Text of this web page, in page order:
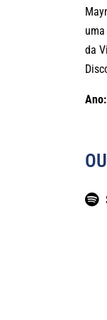
da
Ano: